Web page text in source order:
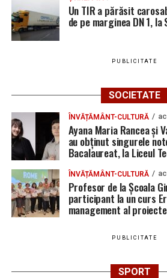
Un TIR a părăsit
de pe marginea DN 1,
PUBLICITATE
SOCIETATE
ÎNVĂȚĂMÂNT-CULTURĂ
Ayana Maria Rancea și
au obținut singurele
Bacalaureat, la Liceul
ÎNVĂȚĂMÂNT-CULTURĂ
Profesor de la Școala
participant la un curs
management al
PUBLICITATE
SPORT